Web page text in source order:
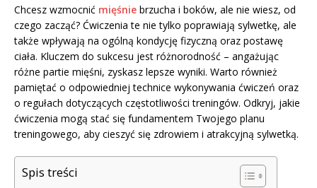
Chcesz wzmocnić mięśnie brzucha i boków, ale nie wiesz, od
czego zacząć? Ćwiczenia te nie tylko poprawiają sylwetkę, ale
także wpływają na ogólną kondycję fizyczną oraz postawę
ciała. Kluczem do sukcesu jest różnorodność – angażując
różne partie mięśni, zyskasz lepsze wyniki. Warto również
pamiętać o odpowiedniej technice wykonywania ćwiczeń oraz
o regułach dotyczących częstotliwości treningów. Odkryj, jakie
ćwiczenia mogą stać się fundamentem Twojego planu
treningowego, aby cieszyć się zdrowiem i atrakcyjną sylwetką.
Spis treści